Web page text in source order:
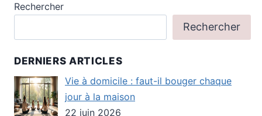
Rechercher
Rechercher
DERNIERS ARTICLES
Vie à domicile : faut-il bouger chaque
jour à la maison
22 juin 2026